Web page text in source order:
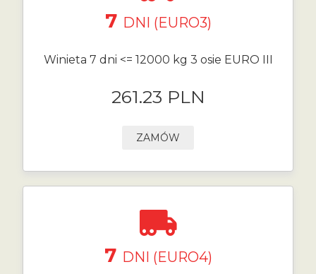
7 DNI (EURO3)
Winieta 7 dni <= 12000 kg 3 osie EURO III
261.23 PLN
ZAMÓW
7 DNI (EURO4)